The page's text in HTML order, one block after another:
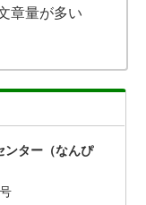
章量が多い
ター（なんぴ